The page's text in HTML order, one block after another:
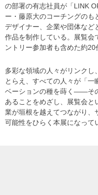
の部署の有志社員が「LINK
ー・藤原大のコーチングの
デザイナー、企業や団体など
作品を制作している。展覧会
ントリー参加者も含めた約20
多彩な領域の人々がリンクし
とらえ、すべての人々が「一
ベーションの種を蒔く——そ
あることをめざし、展覧会と
業が垣根を越えてつながり、
可能性をひらく本展になって